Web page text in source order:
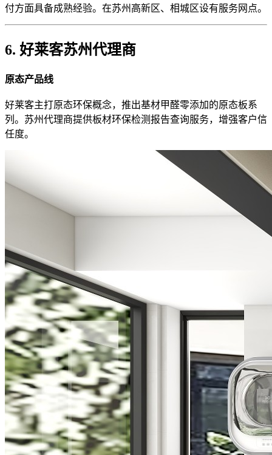
付方面具备成熟经验。在苏州高新区、相城区设有服务网点。
6. 好莱客苏州代理商
原态产品线
好莱客主打原态环保概念，推出基材甲醛零添加的原态板系
列。苏州代理商提供板材环保检测报告查询服务，增强客户信
任度。